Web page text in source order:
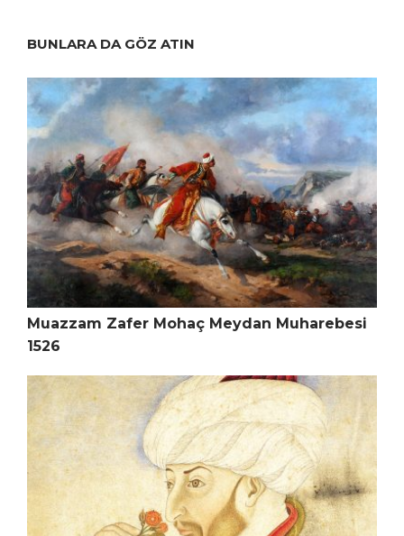
BUNLARA DA GÖZ ATIN
Muazzam Zafer Mohaç Meydan Muharebesi
1526